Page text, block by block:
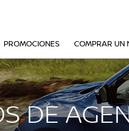
PROMOCIONES COMPRAR UN
DE